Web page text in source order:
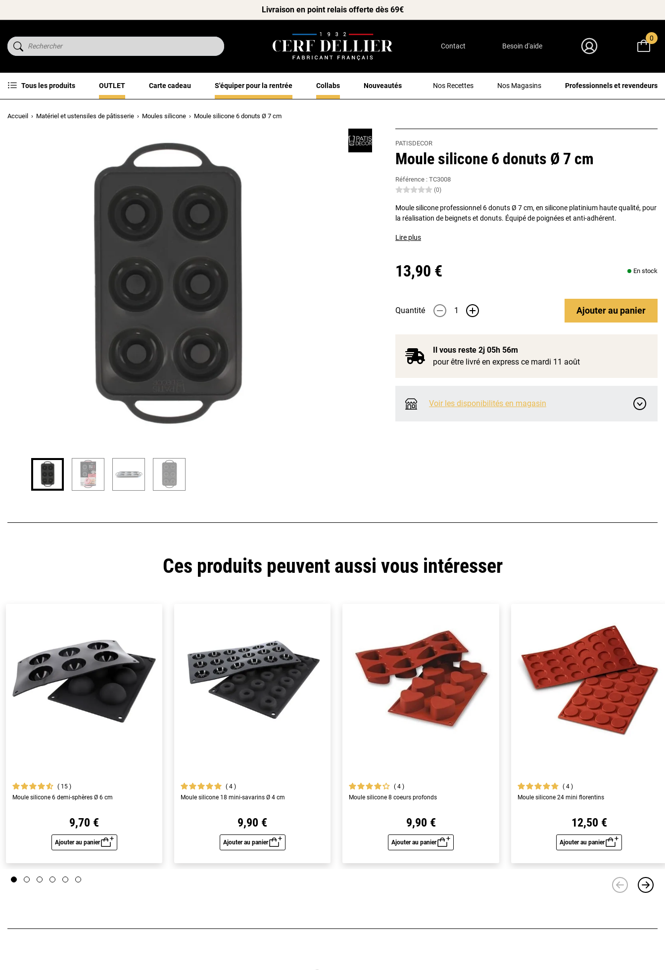
Livraison en point relais offerte dès 69€
Contact Besoin d'aide
0
Tous les produits OUTLET Carte cadeau S'équiper pour la rentrée Collabs Nouveautés Nos Recettes Nos Magasins Professionnels et revendeurs
Accueil Matériel et ustensiles de pâtisserie Moules silicone Moule silicone 6 donuts Ø 7 cm
PATISDECOR
Moule silicone 6 donuts Ø 7 cm
Référence : TC3008
(0)
Moule silicone professionnel 6 donuts Ø 7 cm, en silicone platinium haute qualité, pour
la réalisation de beignets et donuts. Équipé de poignées et anti-adhérent.
Lire plus
13,90 € En stock
Quantité - + Ajouterau panier
Il vous reste 2j 05h 56m
pour être livré en express ce mardi 11 août
Voir les disponibilités en magasin
Ces produits peuvent aussi vous intéresser
15
Moule silicone 6 demi-sphères Ø 6 cm
9,70 €
Ajouter au panier
Aperçu rapide
4
Moule silicone 18 mini-savarins Ø 4 cm
9,90 €
Ajouter au panier
Aperçu rapide
4
Moule silicone 8 coeurs profonds
9,90 €
Ajouter au panier
Aperçu rapide
4
Moule silicone 24 mini florentins
12,50 €
Ajouter au panier
Aperçu rapide